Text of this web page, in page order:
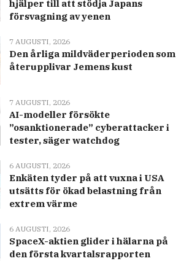
hjälper till att stödja Japans
försvagning av yenen
7 AUGUSTI, 2026
Den årliga mildväderperioden som
återupplivar Jemens kust
7 AUGUSTI, 2026
AI-modeller försökte
”osanktionerade” cyberattacker i
tester, säger watchdog
6 AUGUSTI, 2026
Enkäten tyder på att vuxna i USA
utsätts för ökad belastning från
extrem värme
6 AUGUSTI, 2026
SpaceX-aktien glider i hälarna på
den första kvartalsrapporten